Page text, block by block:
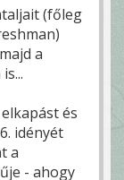
(főleg
a
és
idényét
a
- ahogy